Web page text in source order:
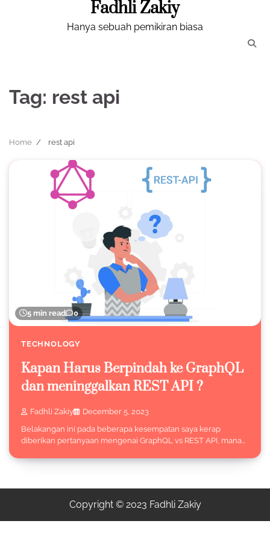
Fadhli Zakiy
Hanya sebuah pemikiran biasa
Tag: rest api
Home rest api
5 min read 0
TECHNOLOGY
Kapan Harus Berpindah ke GraphQL
dan meninggalkan REST API ?
Fadhli Zakiy
December 5, 2023
Belakangan ini pada beberapa kesempatan saya kerap
diberikan pertanyaan mengenai GraphQL vs REST API, mana…